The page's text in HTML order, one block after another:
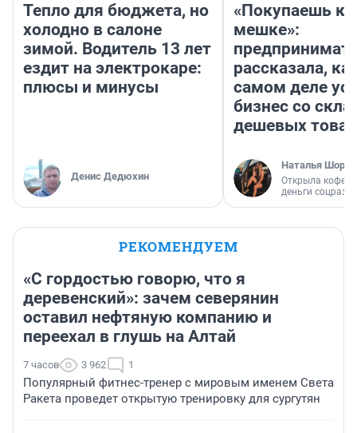
Тепло для бюджета, но
холодно в салоне
зимой. Водитель 13 лет
ездит на электрокаре:
плюсы и минусы
Денис Дедюхин
«Покупаешь
мешке»:
рассказала,
самом деле
бизнес со
дешевых
Наталья
Открыла
деньги
РЕКОМЕНДУЕМ
«С гордостью говорю, что я
деревенский»: зачем северянин
оставил нефтяную компанию и
переехал в глушь на Алтай
7 часов 3 962 1
Популярный фитнес-тренер с мировым именем Света
Ракета проведет открытую тренировку для сургутян